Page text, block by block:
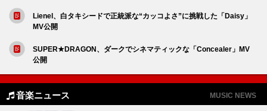
Lienel、白タキシードで正統派な“カッコよさ”に挑戦した「Daisy」
MV公開
SUPER★DRAGON、ダークでシネマティックな「Concealer」MV
公開
音楽ニュース MUSIC NEWS